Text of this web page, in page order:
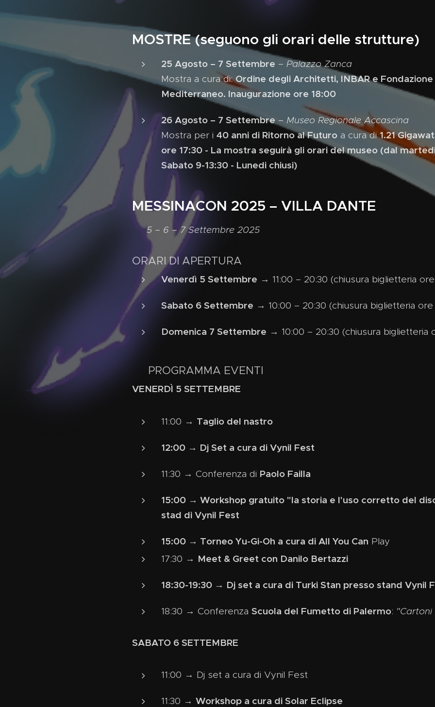
MOSTRE (seguono gli orari delle strutture)
25 Agosto – 7 Settembre – Palazzo Zanca
Mostra a cura di:Ordine degli Architetti, INBAR e
Mediterraneo. Inaugurazione ore 18:00
26 Agosto – 7 Settembre – Museo Regionale Accascina
Mostra per i 40 anni di Ritorno al Futuro a cura di1.21
ore 17:30 - La mostra seguirà gli orari del museo (dal
Sabato 9-13:30 - Lunedi chiusi)
MESSINACON 2025 – VILLA DANTE
📍5 – 6 – 7 Settembre 2025
ORARI DI APERTURA
Venerdì 5 Settembre → 11:00 – 20:30 (chiusura biglietteria
Sabato 6 Settembre → 10:00 – 20:30 (chiusura biglietteria
Domenica 7 Settembre → 10:00 – 20:30 (chiusura biglietteria
📌 PROGRAMMA EVENTI
VENERDÌ 5 SETTEMBRE
11:00 → Taglio del nastro
12:00 → Dj Set a cura di Vynil Fest
11:30 → Conferenza di Paolo Failla
15:00 → Workshop gratuito "la storia e l'uso corretto del
stad di Vynil Fest
15:00 → Torneo Yu-Gi-Oh a cura di All You Can Play
17:30 → Meet & Greet con Danilo Bertazzi
18:30-19:30 → Dj set a cura di Turki Stan presso stand Vynil
18:30 → Conferenza Scuola del Fumetto di Palermo:
SABATO 6 SETTEMBRE
11:00 → Dj set a cura di Vynil Fest
11:30 → Workshop a cura di Solar Eclipse